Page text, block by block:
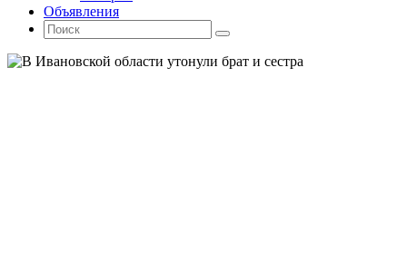
Объявления
Поиск
Искать:
Поиск